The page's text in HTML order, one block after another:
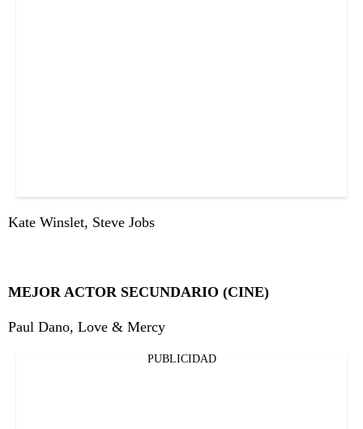
Kate Winslet, Steve Jobs
MEJOR ACTOR SECUNDARIO (CINE)
Paul Dano, Love & Mercy
PUBLICIDAD